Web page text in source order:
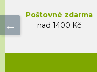
Poštovné zdarma
nad 1400 Kč